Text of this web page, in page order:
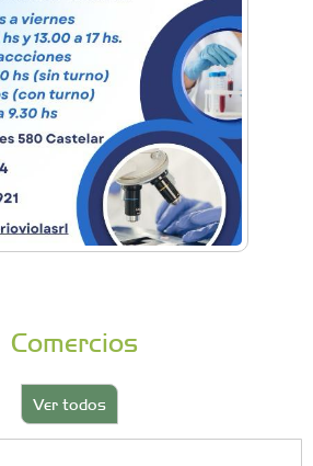
Comercios
Ver todos